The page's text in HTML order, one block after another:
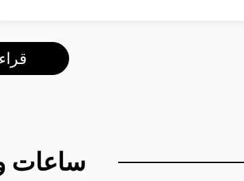
ساعات